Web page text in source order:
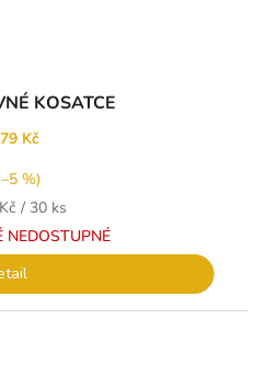
KOSATCE
Kč
%)
/ 30 ks
NEDOSTUPNÉ